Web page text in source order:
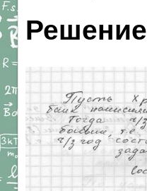
Решение